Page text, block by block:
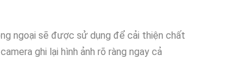
ngoại, đàm thoại 2 chiều để nâng cao
tin hoặc hỗ trợ, bạn có thể đặt câu hỏi
ngoại sẽ được sử dụng để cải thiện chất
ghi lại hình ảnh rõ ràng ngay cả